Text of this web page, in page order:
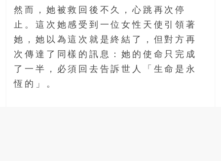
然而，她被救回後不久，心跳再次停
止。這次她感受到一位女性天使引領著
她，她以為這次就是終結了，但對方再
次傳達了同樣的訊息：她的使命只完成
了一半，必須回去告訴世人「生命是永
恆的」。